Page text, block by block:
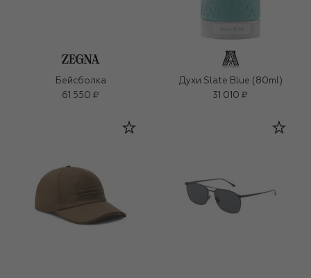
Бейсболка
61 550 ₽
Духи Slate Blue (80ml)
31 010 ₽